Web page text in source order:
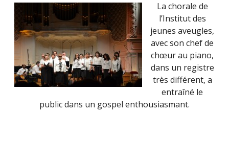
La chorale de
l’Institut des
jeunes aveugles,
avec son chef de
chœur au piano,
dans un registre
très différent, a
entraîné le
public dans un gospel enthousiasmant.